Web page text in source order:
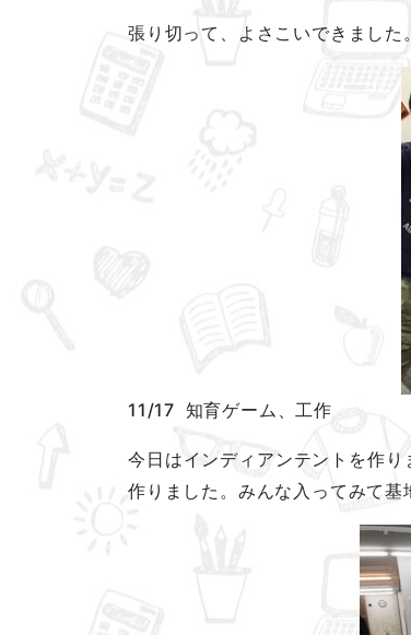
張り切って、よさこいできました。
11/17 知育ゲーム、工作
今日はインディアンテントを作
作りました。みんな入ってみて基